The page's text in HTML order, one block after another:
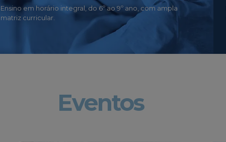
Ensino em horário integral, do 6º ao 9º ano, com ampla
matriz curricular.
Eventos